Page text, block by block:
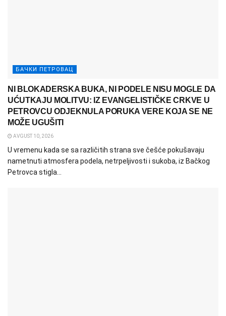
БАЧКИ ПЕТРОВАЦ
NI BLOKADERSKA BUKA, NI PODELE NISU MOGLE DA
UĆUTKAJU MOLITVU: IZ EVANGELISTIČKE CRKVE U
PETROVCU ODJEKNULA PORUKA VERE KOJA SE NE
MOŽE UGUŠITI
AVGUST 10, 2026
U vremenu kada se sa različitih strana sve češće pokušavaju
nametnuti atmosfera podela, netrpeljivosti i sukoba, iz Bačkog
Petrovca stigla...